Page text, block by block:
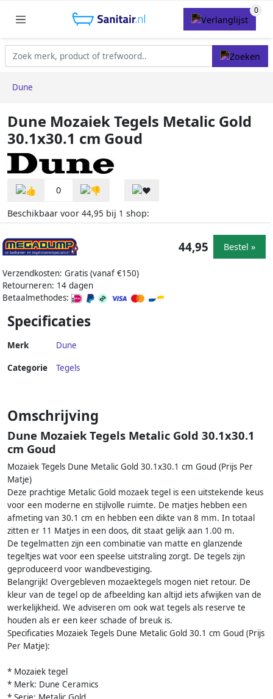
Dune
Dune Mozaiek Tegels Metalic Gold
30.1x30.1 cm Goud
0
Beschikbaar voor 44,95 bij 1 shop:
Verzendkosten: Gratis (vanaf €150)
Retourneren: 14 dagen
Betaalmethodes:
44,95 Bestel »
Specificaties
Merk Dune
Categorie Tegels
Omschrijving
Dune Mozaiek Tegels Metalic Gold 30.1x30.1
cm Goud
Mozaiek Tegels Dune Metalic Gold 30.1x30.1 cm Goud (Prijs Per
Matje)
Deze prachtige Metalic Gold mozaek tegel is een uitstekende keus
voor een moderne en stijlvolle ruimte. De matjes hebben een
afmeting van 30.1 cm en hebben een dikte van 8 mm. In totaal
zitten er 11 Matjes in een doos, dit staat gelijk aan 1.00 m.
De tegelmatten zijn een combinatie van matte en glanzende
tegeltjes wat voor een speelse uitstraling zorgt. De tegels zijn
geproduceerd voor wandbevestiging.
Belangrijk! Overgebleven mozaektegels mogen niet retour. De
kleur van de tegel op de afbeelding kan altijd iets afwijken van de
werkelijkheid. We adviseren om ook wat tegels als reserve te
houden als er een keer schade of breuk is.
Specificaties Mozaiek Tegels Dune Metalic Gold 30.1 cm Goud (Prijs
Per Matje):
* Mozaiek tegel
* Merk: Dune Ceramics